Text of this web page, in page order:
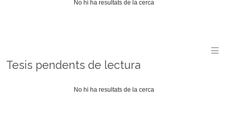
No hi ha resultats de la cerca
Tesis pendents de lectura
No hi ha resultats de la cerca